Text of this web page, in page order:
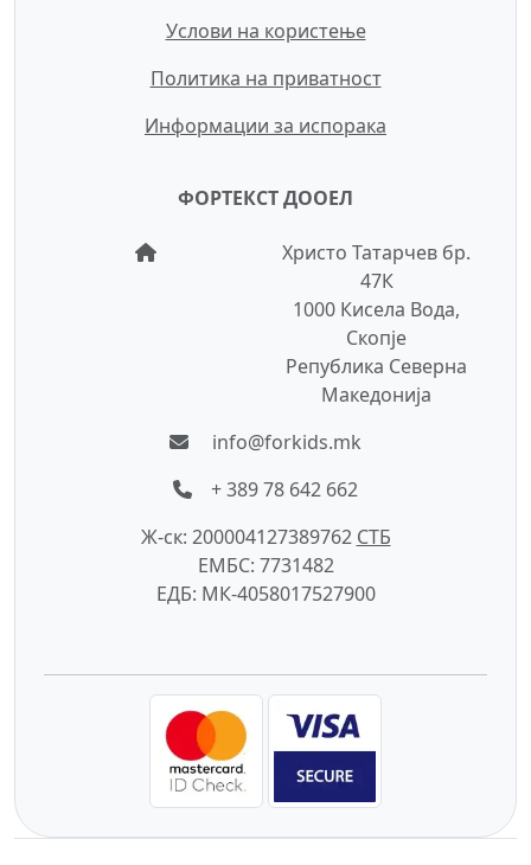
Услови на користење
Политика на приватност
Информации за испорака
ФОРТЕКСТ ДООЕЛ
Христо Татарчев бр.
47К
1000 Кисела Вода,
Скопје
Република Северна
Македонија
info@forkids.mk
+ 389 78 642 662
Ж-ск: 200004127389762 СTБ
ЕМБС: 7731482
ЕДБ: МК-4058017527900